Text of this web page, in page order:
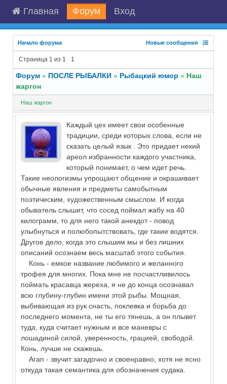
Главная Форум Вход
Начало форума Новые сообщения ·
Страница 1 из 1 1
Форум » ПОСЛЕ РЫБАЛКИ » Рыбацкий юмор » Наш
жаргон
Наш жаргон
Каждый цех имеет свои особенные
традиции, среди которых слова, если не
сказать целый язык . Это придает некий
ареол избранности каждого участника,
который понимает, о чем идет речь.
Такие неологизмы упрощают общение и окрашивает
обычные явления и предметы самобытным
поэтическим, художественным смыслом. И когда
обыватель слышит, что сосед поймал жабу на 40
килограмм, то для него такой анекдот - повод
улыбнуться и полюбопытствовать, где такие водятся.
Другое дело, когда это слышим мы и без лишних
описаний осознаем весь масштаб этого события.
Конь - емкое название любимого и желанного
трофея для многих. Пока мне не посчастливилось
поймать красавца жереха, я не до конца осознавал
всю глубину-глубин имени этой рыбы. Мощная,
выбивающая из рук снасть, поклевка и борьба до
последнего момента, не ты его тянешь, а он плывет
туда, куда считает нужным и все маневры с
лошадиной силой, уверенность, грацией, свободой.
Конь, лучше не скажешь.
Агап - звучит загадочно и своенравно, хотя не ясно
откуда такая семантика для обозначения судака.